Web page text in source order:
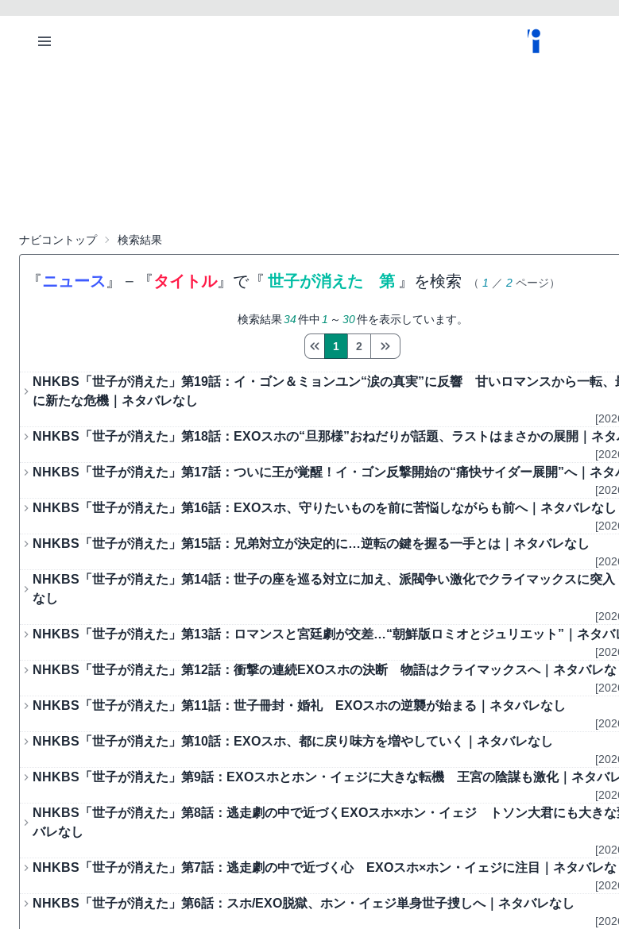
ナビコントップ 検索結果
『ニュース 』 − 『タイトル』で『 世子が消えた 第 』を検索 （ 1 ／ 2 ページ）
検索結果34件中 1 ～ 30件を表示しています。
1 2
NHKBS「世子が消えた」第19話：イ・ゴン＆ミョンユン“涙の真実”に反響 甘いロマンスから一転、
に新たな危機｜ネタバレなし
NHKBS「世子が消えた」第18話：EXOスホの“旦那様”おねだりが話題、ラストはまさかの展開｜ネタ
NHKBS「世子が消えた」第17話：ついに王が覚醒！イ・ゴン反撃開始の“痛快サイダー展開”へ｜ネタ
NHKBS「世子が消えた」第16話：EXOスホ、守りたいものを前に苦悩しながらも前へ｜ネタバレなし
NHKBS「世子が消えた」第15話：兄弟対立が決定的に…逆転の鍵を握る一手とは｜ネタバレなし
NHKBS「世子が消えた」第14話：世子の座を巡る対立に加え、派閥争い激化でクライマックスに突入
なし
NHKBS「世子が消えた」第13話：ロマンスと宮廷劇が交差…“朝鮮版ロミオとジュリエット”｜ネタバ
NHKBS「世子が消えた」第12話：衝撃の連続EXOスホの決断 物語はクライマックスへ｜ネタバレな
NHKBS「世子が消えた」第11話：世子冊封・婚礼 EXOスホの逆襲が始まる｜ネタバレなし
NHKBS「世子が消えた」第10話：EXOスホ、都に戻り味方を増やしていく｜ネタバレなし
NHKBS「世子が消えた」第9話：EXOスホとホン・イェジに大きな転機 王宮の陰謀も激化｜ネタバ
NHKBS「世子が消えた」第8話：逃走劇の中で近づくEXOスホ×ホン・イェジ トソン大君にも大きな
バレなし
NHKBS「世子が消えた」第7話：逃走劇の中で近づく心 EXOスホ×ホン・イェジに注目｜ネタバレな
NHKBS「世子が消えた」第6話：スホ/EXO脱獄、ホン・イェジ単身世子捜しへ｜ネタバレなし